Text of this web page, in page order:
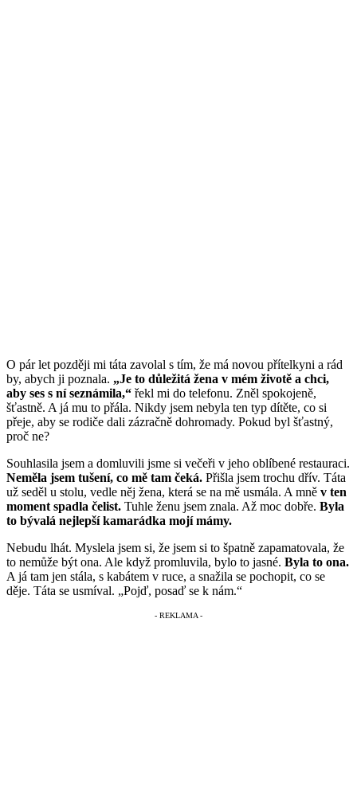
O pár let později mi táta zavolal s tím, že má novou přítelkyni a rád
by, abych ji poznala. „Je to důležitá žena v mém životě a chci,
aby ses s ní seznámila,“ řekl mi do telefonu. Zněl spokojeně,
šťastně. A já mu to přála. Nikdy jsem nebyla ten typ dítěte, co si
přeje, aby se rodiče dali zázračně dohromady. Pokud byl šťastný,
proč ne?
Souhlasila jsem a domluvili jsme si večeři v jeho oblíbené restauraci.
Neměla jsem tušení, co mě tam čeká. Přišla jsem trochu dřív. Táta
už seděl u stolu, vedle něj žena, která se na mě usmála. A mně v ten
moment spadla čelist. Tuhle ženu jsem znala. Až moc dobře. Byla
to bývalá nejlepší kamarádka mojí mámy.
Nebudu lhát. Myslela jsem si, že jsem si to špatně zapamatovala, že
to nemůže být ona. Ale když promluvila, bylo to jasné. Byla to ona.
A já tam jen stála, s kabátem v ruce, a snažila se pochopit, co se
děje. Táta se usmíval. „Pojď, posaď se k nám.“